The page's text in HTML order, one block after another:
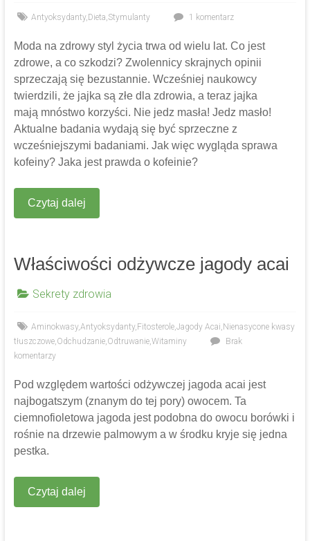
Antyoksydanty, Dieta Stymulanty 1 komentarz
Moda na zdrowy styl życia trwa od wielu lat. Co jest
zdrowe, a co szkodzi? Zwolennicy skrajnych opinii
sprzeczają się bezustannie. Wcześniej naukowcy
twierdzili, że jajka są złe dla zdrowia, a teraz jajka
mają mnóstwo korzyści. Nie jedz masła! Jedz masło!
Aktualne badania wydają się być sprzeczne z
wcześniejszymi badaniami. Jak więc wygląda sprawa
kofeiny? Jaka jest prawda o kofeinie?
Czytaj dalej
Właściwości odżywcze jagody acai
Sekrety zdrowia
Aminokwasy,Antyoksydanty, Fitosterole, Jagody Acai Nienasycone kwasy
tłuszczowe, Odchudzanie, Odtruwanie, Witaminy
Brak
komentarzy
Pod względem wartości odżywczej jagoda acai jest
najbogatszym (znanym do tej pory) owocem. Ta
ciemnofioletowa jagoda jest podobna do owocu borówki i
rośnie na drzewie palmowym a w środku kryje się jedna
pestka.
Czytaj dalej